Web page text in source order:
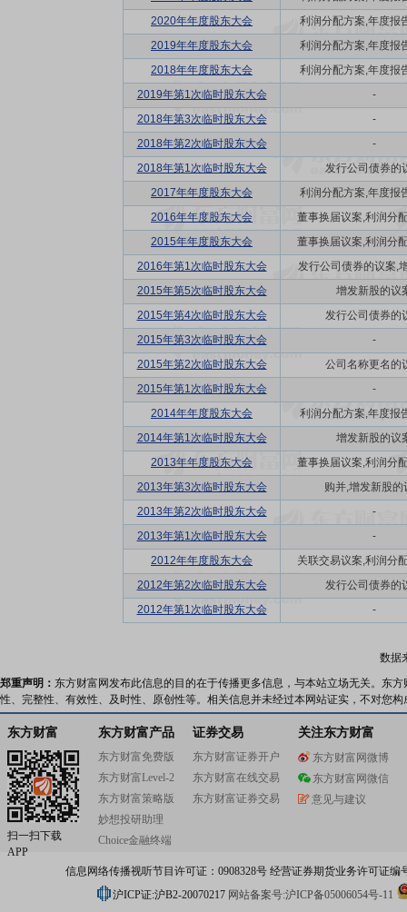
2020年年度股东大会
利润分配方案,年度报
2019年年度股东大会
利润分配方案,年度报
2018年年度股东大会
利润分配方案,年度报
2019年第1次临时股东大会
-
2018年第3次临时股东大会
-
2018年第2次临时股东大会
-
2018年第1次临时股东大会
发行公司债券的
2017年年度股东大会
利润分配方案,年度报
2016年年度股东大会
董事换届议案,利润分
2015年年度股东大会
董事换届议案,利润分
2016年第1次临时股东大会
发行公司债券的议案,
2015年第5次临时股东大会
增发新股的议
2015年第4次临时股东大会
发行公司债券的
2015年第3次临时股东大会
-
2015年第2次临时股东大会
公司名称更名的
2015年第1次临时股东大会
-
2014年年度股东大会
利润分配方案,年度报
2014年第1次临时股东大会
增发新股的议
2013年年度股东大会
董事换届议案,利润分
2013年第3次临时股东大会
购并,增发新股的
2013年第2次临时股东大会
-
2013年第1次临时股东大会
-
2012年年度股东大会
关联交易议案,利润分
2012年第2次临时股东大会
发行公司债券的
2012年第1次临时股东大会
-
数据
郑重声明： 东方财富网发布此信息的目的在于传播更多信息，与本站立场无关。东
性、完整性、有效性、及时性、原创性等。相关信息并未经过本网站证实，不对您
东方财富
扫一扫下载
APP
东方财富产品
东方财富免费版
东方财富Level-2
东方财富策略版
妙想投研助理
Choice金融终端
证券交易
东方财富证券开户
东方财富在线交易
东方财富证券交易
关注东方财富
东方财富网微博
东方财富网微信
意见与建议
信息网络传播视听节目许可证：0908328号 经营证券期货业务许可证编
沪ICP证:沪B2-20070217 网站备案号:沪ICP备05006054号-11